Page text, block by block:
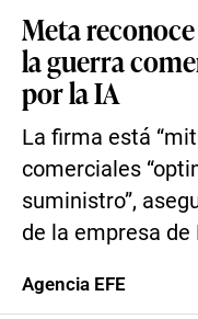
Meta
la guerra
por la IA
La firma está
comerciales
suministro”,
de la empresa de
Agencia EFE